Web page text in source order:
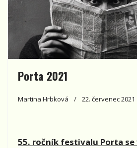
Porta 2021
Martina Hrbková 22. červenec 2021
55. ročník festivalu Porta se